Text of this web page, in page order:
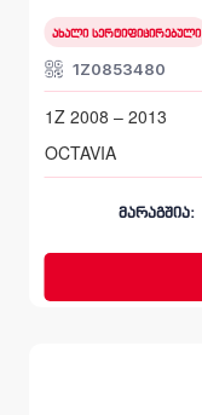
ახალი სერტიფიცირებული
1Z0853480
1Z 2008 – 2013
OCTAVIA
მარაგშია: